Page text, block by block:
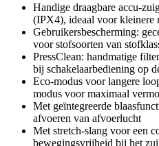
Handige draagbare accu-
(IPX4), ideaal voor kleinere
Gebruikersbescherming:
voor stofsoorten van
PressClean: handmatige
bij schakelaarbediening op
Eco-modus voor langere
modus voor maximaal
Met geïntegreerde
afvoeren van afvoerlucht
Met stretch-slang voor een
bewegingsvrijheid bij het